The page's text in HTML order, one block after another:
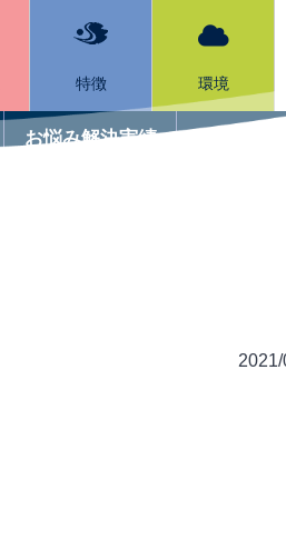
環境
特徴
お悩み解決実績